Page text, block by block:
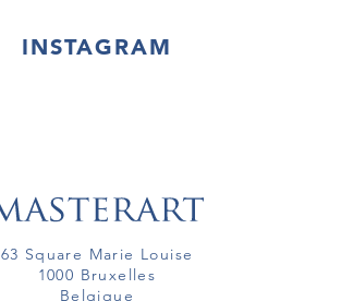
INSTAGRAM
63 Square Marie Louise
1000 Bruxelles
Belgique